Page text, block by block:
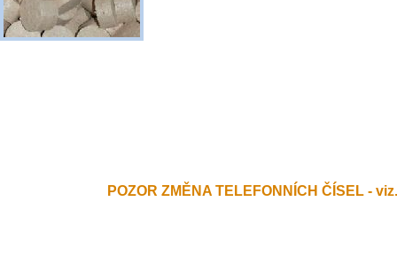
POZOR ZMĚNA TELEFONNÍCH ČÍSEL -